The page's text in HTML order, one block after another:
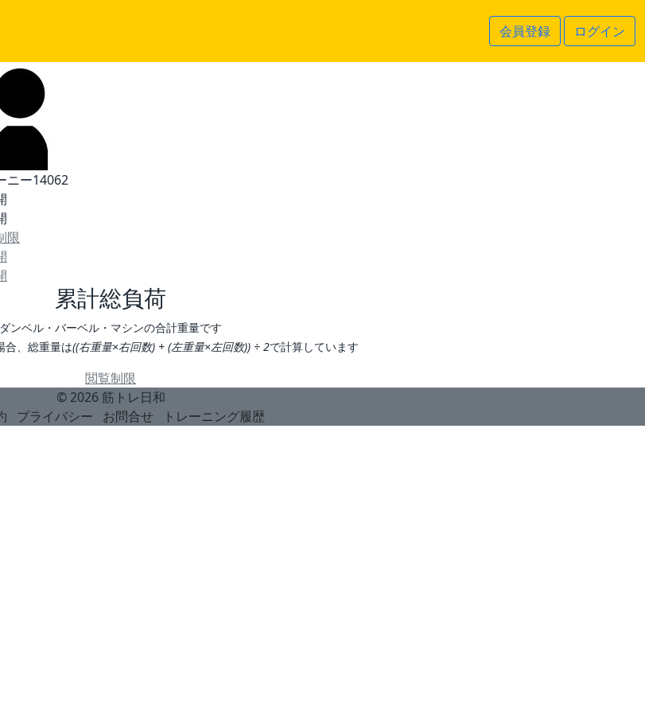
会員登録 ログイン
ニー14062
限
累計総負荷
ダンベル・バーベル・マシンの合計重量です
合、総重量は((右重量×右回数) + (左重量×左回数)) ÷ 2で計算しています
閲覧制限
© 2026 筋トレ日和
プライバシー お問合せ トレーニング履歴